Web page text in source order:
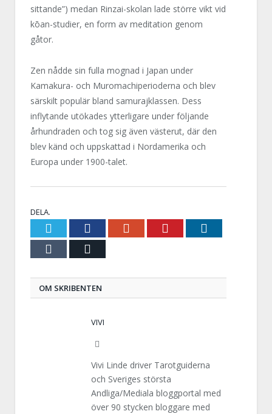
sittande”) medan Rinzai-skolan lade större vikt vid
kōan-studier, en form av meditation genom
gåtor.
Zen nådde sin fulla mognad i Japan under
Kamakura- och Muromachiperioderna och blev
särskilt populär bland samurajklassen. Dess
inflytande utökades ytterligare under följande
århundraden och tog sig även västerut, där den
blev känd och uppskattad i Nordamerika och
Europa under 1900-talet.
DELA.
Twitter Facebook Google+ Pinterest
Tumblr
OM SKRIBENTEN
VIVI
Vivi Linde driver Tarotguiderna
och Sveriges största
Andliga/Mediala bloggportal med
över 90 stycken bloggare med